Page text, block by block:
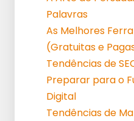
Palavras
As Melhores
(Gratuitas e
Tendências de
Preparar para o
Digital
Tendências de